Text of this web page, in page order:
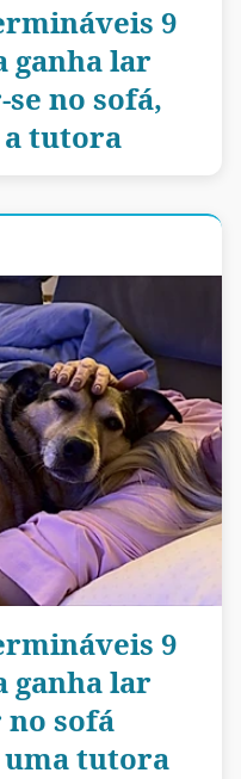
9
ganha lar
no sofá,
tutora
9
ganha lar
sofá
tutora